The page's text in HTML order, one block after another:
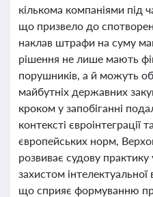
кількома компаніями під
що призвело до
наклав штрафи на суму
рішення не лише мають
порушників, а й можуть
майбутніх державних
кроком у запобіганні
контексті євроінтеграції
європейських норм,
розвиває судову практику
захистом інтелектуальної
що сприяє формуванню